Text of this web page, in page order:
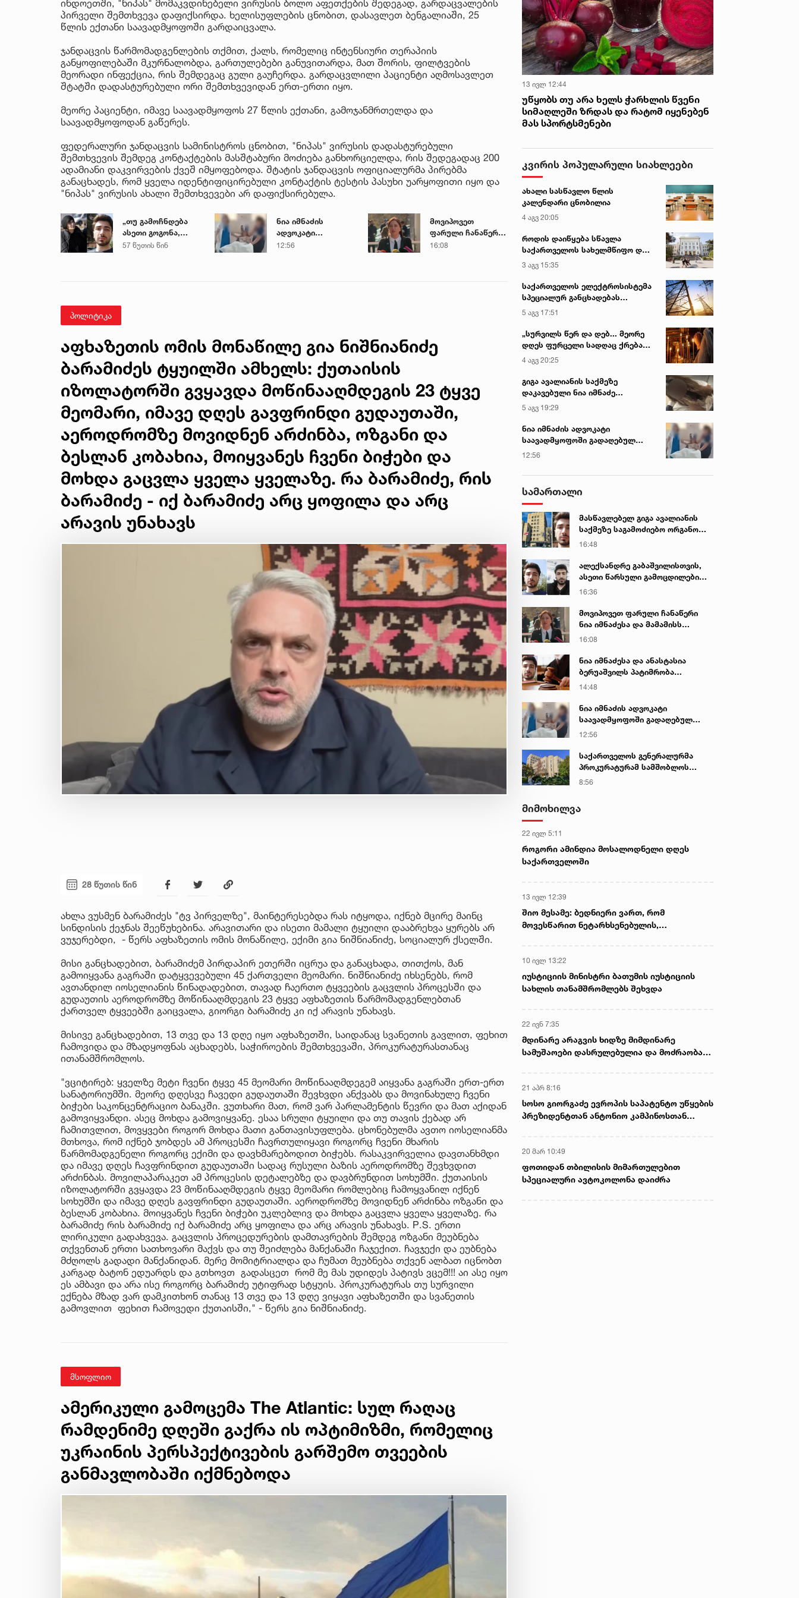
ინდოეთში, "ნიპას" მომაკვდინებელი ვირუსის ბოლო აფეთქების შედეგად, გარდაცვალების
პირველი შემთხვევა დაფიქსირდა. ხელისუფლების ცნობით, დასავლეთ ბენგალიაში, 25
წლის ექთანი საავადმყოფოში გარდაიცვალა.
ჯანდაცვის წარმომადგენლების თქმით, ქალს, რომელიც ინტენსიური თერაპიის
განყოფილებაში მკურნალობდა, გართულებები განუვითარდა, მათ შორის, ფილტვების
მეორადი ინფექცია, რის შემდეგაც გული გაუჩერდა. გარდაცვლილი პაციენტი აღმოსავლეთ
შტატში დადასტურებული ორი შემთხვევიდან ერთ-ერთი იყო.
მეორე პაციენტი, იმავე საავადმყოფოს 27 წლის ექთანი, გამოჯანმრთელდა და
საავადმყოფოდან გაწერეს.
ფედერალური ჯანდაცვის სამინისტროს ცნობით, "ნიპას" ვირუსის დადასტურებული
შემთხვევის შემდეგ კონტაქტების მასშტაბური მოძიება განხორციელდა, რის შედეგადაც 200
ადამიანი დაკვირვების ქვეშ იმყოფებოდა. შტატის ჯანდაცვის ოფიციალურმა პირებმა
განაცხადეს, რომ ყველა იდენტიფიცირებული კონტაქტის ტესტის პასუხი უარყოფითი იყო და
"ნიპას" ვირუსის ახალი შემთხვევები არ დაფიქსირებულა.
„თუ გამოჩნდება
ასეთი გოგონა,
ოფიციალურად,
57 წუთის წინ
ნია იმნაძის
ადვოკატი
საავადმყოფოში
12:56
მოვიპოვეთ
ფარული ჩანაწერი
ნია იმნაძესა და
მამას ეუბნება,
რომ სხვანაირად
ეპოქაში
სხვანაირად ხდება
- პროკურორი
16:08
პოლიტიკა
აფხაზეთის ომის მონაწილე გია ნიშნიანიძე
ბარამიძეს ტყუილში ამხელს: ქუთაისის
იზოლატორში გვყავდა მოწინააღმდეგის 23 ტყვე
მეომარი, იმავე დღეს გავფრინდი გუდაუთაში,
აეროდრომზე მოვიდნენ არძინბა, ოზგანი და
ბესლან კობახია, მოიყვანეს ჩვენი ბიჭები და
მოხდა გაცვლა ყველა ყველაზე. რა ბარამიძე, რის
ბარამიძე - იქ ბარამიძე არც ყოფილა და არც
არავის უნახავს
28 წუთის წინ
ახლა ვუსმენ ბარამიძეს "ტვ პირველზე", მაინტერესებდა რას იტყოდა, იქნებ მცირე მაინც
სინდისის ქეჯნას შეეწუხებინა. არავითარი და ისეთი მამალი ტყუილი დააბრეხვა ყურებს არ
ვუჯერებდი, - წერს აფხაზეთის ომის მონაწილე, ექიმი გია ნიშნიანიძე, სოციალურ ქსელში.
მისი განცხადებით, ბარამიძემ პირდაპირ ეთერში იცრუა და განაცხადა, თითქოს, მან
გამოიყვანა გაგრაში დატყვევებული 45 ქართველი მეომარი. ნიშნიანიძე იხსენებს, რომ
ავთანდილ იოსელიანის წინადადებით, თავად ჩაერთო ტყვეების გაცვლის პროცესში და
გუდაუთის აეროდრომზე მოწინააღმდეგის 23 ტყვე აფხაზეთის წარმომადგენლებთან
ქართველ ტყვეებში გაიცვალა, გიორგი ბარამიძე კი იქ არავის უნახავს.
მისივე განცხადებით, 13 თვე და 13 დღე იყო აფხაზეთში, საიდანაც სვანეთის გავლით, ფეხით
ჩამოვიდა და მზადყოფნას აცხადებს, საჭიროების შემთხვევაში, პროკურატურასთანაც
ითანამშრომლოს.
"ვციტირებ: ყველზე მეტი ჩვენი ტყვე 45 მეომარი მოწინააღმდეგემ აიყვანა გაგრაში ერთ-ერთ
სანატორიუმში. მეორე დღესვე ჩავედი გუდაუთაში შევხვდი ანქვაბს და მოვინახულე ჩვენი
ბიჭები საკონცენტრაციო ბანაკში. ვუთხარი მათ, რომ ვარ პარლამენტის წევრი და მათ აქიდან
გამოვიყვანდი. ასეც მოხდა გამოვიყვანე. ესაა სრული ტყუილი და თუ თავის ქებად არ
ჩამითვლით, მოვყვები როგორ მოხდა მათი განთავისუფლება. ცხონებულმა ავთო იოსელიანმა
მთხოვა, რომ იქნებ ჯობდეს ამ პროცესში ჩავრთულიყავი როგორც ჩვენი მხარის
წარმომადგენელი როგორც ექიმი და დავხმარებოდით ბიჭებს. რასაკვირველია დავთანხმდი
და იმავე დღეს ჩავფრინდით გუდაუთაში სადაც რუსული ბაზის აეროდრომზე შევხვდით
არძინბას. მოვილაპარაკეთ ამ პროცესის დეტალებზე და დავბრუნდით სოხუმში. ქუთაისის
იზოლატორში გვყავდა 23 მოწინააღმდეგის ტყვე მეომარი რომლებიც ჩამოყვანილ იქნენ
სოხუმში და იმავე დღეს გავფრინდი გუდაუთაში. აეროდრომზე მოვიდნენ არძინბა ოზგანი და
ბესლან კობახია. მოიყვანეს ჩვენი ბიჭები უკლებლივ და მოხდა გაცვლა ყველა ყველაზე. რა
ბარამიძე რის ბარამიძე იქ ბარამიძე არც ყოფილა და არც არავის უნახავს. P.S. ერთი
ლირიკული გადახვევა. გაცვლის პროცედურების დამთავრების შემდეგ ოზგანი მეუბნება
თქვენთან ერთი სათხოვარი მაქვს და თუ შეიძლება მანქანაში ჩაჯექით. ჩავჯექი და ეუბნება
მძღოლს გადადი მანქანიდან. მერე მომიტრიალდა და ჩუმათ მეუბნება თქვენ ალბათ იცნობთ
კარგად ბატონ ედუარდს და გთხოვთ გადასცეთ რომ მე მას უდიდეს პატივს ვცემ!!! აი ასე იყო
ეს ამბავი და არა ისე როგორც ბარამიძე უტიფრად სტყუის. პროკურატურას თუ სურვილი
ექნება მზად ვარ დამკითხონ თანაც 13 თვე და 13 დღე ვიყავი აფხაზეთში და სვანეთის
გამოვლით ფეხით ჩამოვედი ქუთაისში," - წერს გია ნიშნიანიძე.
მსოფლიო
ამერიკული გამოცემა The Atlantic: სულ რაღაც
რამდენიმე დღეში გაქრა ის ოპტიმიზმი, რომელიც
უკრაინის პერსპექტივების გარშემო თვეების
განმავლობაში იქმნებოდა
13 ივლ 12:44
უწყობს თუ არა ხელს ჭარხლის წვენი
სიმაღლეში ზრდას და რატომ იყენებენ
მას სპორტსმენები
კვირის პოპულარული სიახლეები
ახალი სასწავლო წლის
კალენდარი ცნობილია
4 აგვ 20:05
როდის დაიწყება სწავლა
საქართველოს სახელმწიფო და
კერძო უნივერსიტეტებში
3 აგვ 15:35
საქართველოს ელექტროსისტემა
სპეციალურ განცხადებას
ავრცელებს
5 აგვ 17:51
„სურვილს წერ და დებ... მეორე
დღეს ფურცელი სადღაც ქრება
და სურვილი სრულდება...“ -
სასწაულმოქმედი ტაძარი შიდა
ქართლში
4 აგვ 20:25
გიგა ავალიანის საქმეზე
დაკავებული ნია იმნაძე
კლინიკაში გადაჰყავთ
5 აგვ 19:29
ნია იმნაძის ადვოკატი
საავადმყოფოში გადაღებულ
კადრებს ავრცელებს
12:56
სამართალი
მასწავლებელ გიგა ავალიანის
საქმეზე საგამოძიებო ორგანო
დაკავებულ არასრულწლოვნებს -
ბერუაშვილს 30 დღის
განმავლობაში ფარულად
16:48
ალექსანდრე გაბაშვილისთვის,
ასეთი წარსული გამოცდილების
ადამიანისთვის ინფორმაციის
სექსუალურად ავიწროებდა,
ფაქტობრივად, წაქეზება იყო -
16:36
მოვიპოვეთ ფარული ჩანაწერი
ნია იმნაძესა და მამამისს
შორის, განიხილავდნენ, როგორ
- ნიას მამა ამბობს, რომ
არასწორად მოიქცა, თუმცა
ვერ მოიქცეოდა, თანამედროვე
ეპოქაში სხვანაირად ხდება -
პროკურორი
16:08
ნია იმნაძესა და ანასტასია
ბერუაშვილს პატიმრობა
შეეფარდათ
14:48
ნია იმნაძის ადვოკატი
საავადმყოფოში გადაღებულ
კადრებს ავრცელებს
12:56
საქართველოს გენერალურმა
პროკურატურამ სამშობლოს
ღალატის და საბოტაჟის ფაქტზე
8:56
მიმოხილვა
22 ივლ 5:11
როგორი ამინდია მოსალოდნელი დღეს
საქართველოში
13 ივლ 12:39
შიო მესამე: ბედნიერი ვართ, რომ
მოვესწარით ნეტარხსენებულის,
10 ივლ 13:22
იუსტიციის მინისტრი ბათუმის იუსტიციის
სახლის თანამშრომლებს შეხვდა
22 ივნ 7:35
მდინარე არაგვის ხიდზე მიმდინარე
სამუშაოები დასრულებულია და მოძრაობა
21 აპრ 8:16
სოსო გიორგაძე ევროპის საპატენტო უწყების
პრეზიდენტთან ანტონიო კამპინოსთან
20 მარ 10:49
ფოთიდან თბილისის მიმართულებით
სპეციალური ავტოკოლონა დაიძრა